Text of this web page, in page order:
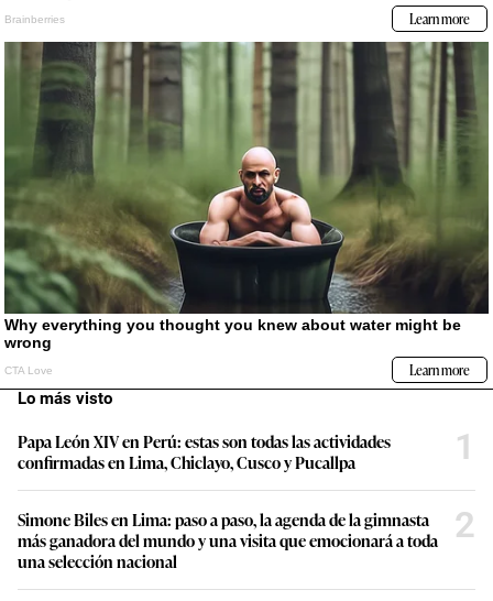
Lo más visto
Papa León XIV en Perú: estas son todas las actividades
confirmadas en Lima, Chiclayo, Cusco y Pucallpa
1
Simone Biles en Lima: paso a paso, la agenda de la gimnasta
más ganadora del mundo y una visita que emocionará a toda
una selección nacional
2